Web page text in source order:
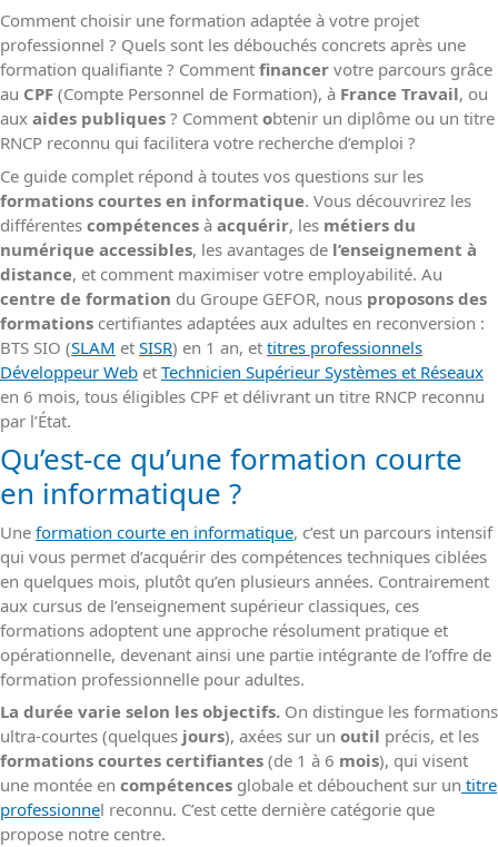
Comment choisir une formation adaptée à votre projet
professionnel ? Quels sont les débouchés concrets après une
formation qualifiante ? Comment financer votre parcours grâce
au CPF (Compte Personnel de Formation), à France Travail, ou
aux aides publiques ? Comment obtenir un diplôme ou un titre
RNCP reconnu qui facilitera votre recherche d’emploi ?
Ce guide complet répond à toutes vos questions sur les
formations courtes en informatique. Vous découvrirez les
différentes compétences à acquérir, les métiers du
numérique accessibles, les avantages de l’enseignement à
distance, et comment maximiser votre employabilité. Au
centre de formation du Groupe GEFOR, nous proposons des
formations certifiantes adaptées aux adultes en reconversion :
BTS SIO (SLAM et SISR) en 1 an, et titres professionnels
Développeur Web et Technicien Supérieur Systèmes et Réseaux
en 6 mois, tous éligibles CPF et délivrant un titre RNCP reconnu
par l’État.
Qu’est-ce qu’une formation courte
en informatique ?
Une formation courte en informatique, c’est un parcours intensif
qui vous permet d’acquérir des compétences techniques ciblées
en quelques mois, plutôt qu’en plusieurs années. Contrairement
aux cursus de l’enseignement supérieur classiques, ces
formations adoptent une approche résolument pratique et
opérationnelle, devenant ainsi une partie intégrante de l’offre de
formation professionnelle pour adultes.
La durée varie selon les objectifs. On distingue les formations
ultra-courtes (quelques jours), axées sur un outil précis, et les
formations courtes certifiantes (de 1 à 6 mois), qui visent
une montée en compétences globale et débouchent sur un titre
professionnel reconnu. C’est cette dernière catégorie que
propose notre centre.